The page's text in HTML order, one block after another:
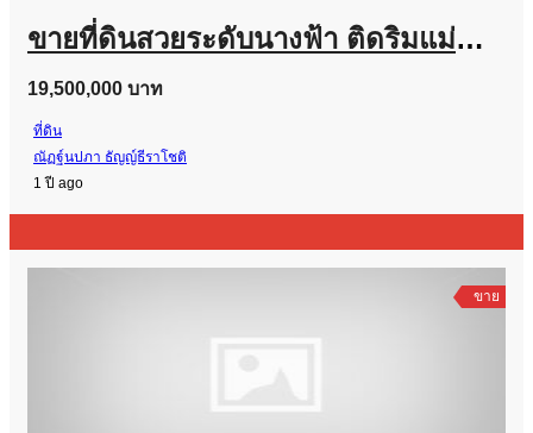
ขายที่ดินสวยระดับนางฟ้า ติดริมแม่น้ำเพชรบุรี
19,500,000 บาท
ที่ดิน
ณัฏฐ์นปภา ธัญญ์ธีราโชติ
1 ปี ago
ขาย